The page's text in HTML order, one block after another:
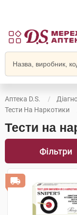
Аптека D.S.
Тести На Наркотики
Тести на
Фільтри